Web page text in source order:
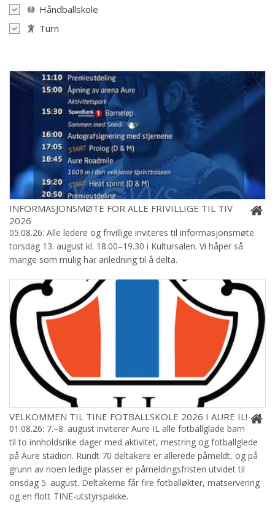
Håndballskole
Turn
INFORMASJONSMØTE FOR ALLE FRIVILLIGE TIL TIV
2026
05.08.26: Alle ledere og frivillige inviteres til informasjonsmøte
torsdag 13. august kl. 18.00–19.30 i Kultursalen. Vi håper så
mange som mulig har anledning til å delta.
VELKOMMEN TIL TINE FOTBALLSKOLE 2026 I AURE IL!
01.08.26: 7.–8. august inviterer Aure IL alle fotballglade barn
til to innholdsrike dager med aktivitet, mestring og fotballglede
på Aure stadion. Rundt 70 deltakere er allerede påmeldt, og på
grunn av noen ledige plasser er påmeldingsfristen utvidet til
onsdag 5. august. Deltakerne får fire fotballøkter, matservering
og en flott TINE-utstyrspakke.